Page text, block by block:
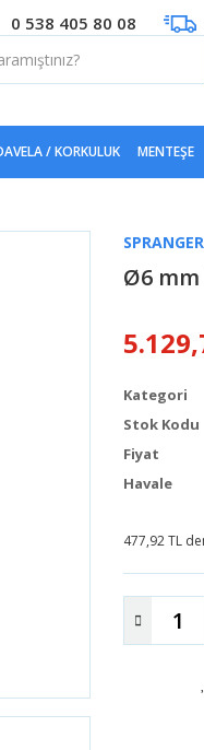
0 538 405 80 08
/ KORKULUK MENTEŞE
SPRANGER
Ø6
Kategori
Stok Kodu
Fiyat
Havale
477,92 TL